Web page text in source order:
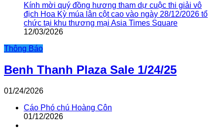
Kính mời quý đồng hương tham dự cuộc thi giải vô
địch Hoa Kỳ múa lân cột cao vào ngày 28/12/2026 tổ
chức tại khu thương mại Asia Times Square
12/03/2026
Thông Báo
Benh Thanh Plaza Sale 1/24/25
01/24/2026
Cáo Phó chú Hoàng Côn
01/12/2026